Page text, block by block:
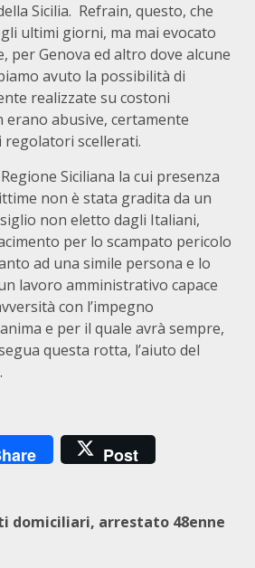
Sicilia. Refrain, questo, che
ultimi giorni, ma mai evocato
per Genova ed altro dove alcune
avuto la possibilità di
realizzate su costoni
erano abusive, certamente
scellerati.
Siciliana la cui presenza
non è stata gradita da un
non eletto dagli Italiani,
per lo scampato pericolo
ad una simile persona e lo
lavoro amministrativo capace
con l’impegno
e per il quale avrà sempre,
questa rotta, l’aiuto del
Post
domiciliari, arrestato 48enne